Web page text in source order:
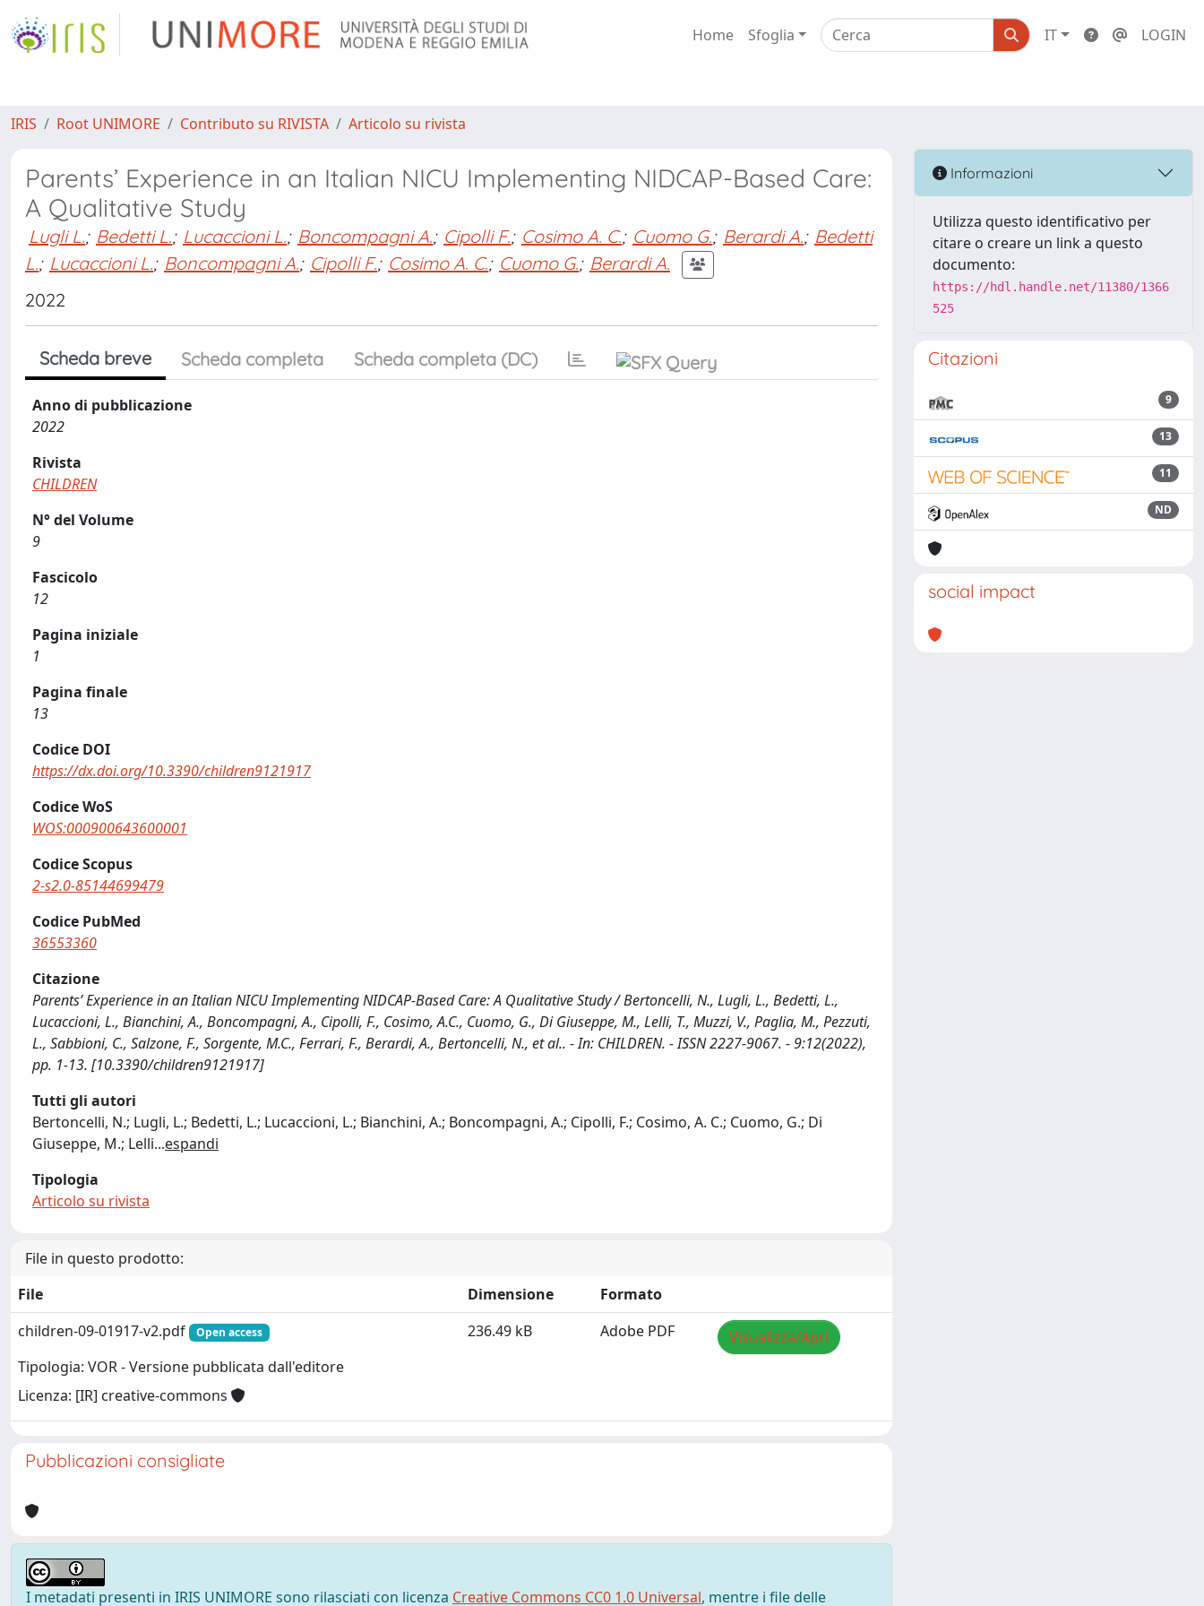
Home Sfoglia IT LOGIN
IRIS Root UNIMORE Contributo su RIVISTA Articolo su rivista
Parents’ Experience in an Italian NICU Implementing NIDCAP-Based Care:
A Qualitative Study
Lugli L.; Bedetti L.; Lucaccioni L.; Boncompagni A.; Cipolli F.; Cosimo A. C.; Cuomo G.; Berardi A.; Bedetti
L.; Lucaccioni L.; Boncompagni A.; Cipolli F.; Cosimo A. C.; Cuomo G.; Berardi A.
2022
Scheda breve Scheda completa Scheda completa (DC)
Anno di pubblicazione
2022
Rivista
CHILDREN
N° del Volume
9
Fascicolo
12
Pagina iniziale
1
Pagina finale
13
Codice DOI
https://dx.doi.org/10.3390/children9121917
Codice WoS
WOS:000900643600001
Codice Scopus
2-s2.0-85144699479
Codice PubMed
36553360
Citazione
Parents’ Experience in an Italian NICU Implementing NIDCAP-Based Care: A Qualitative Study / Bertoncelli, N., Lugli, L., Bedetti, L.,
Lucaccioni, L., Bianchini, A., Boncompagni, A., Cipolli, F., Cosimo, A.C., Cuomo, G., Di Giuseppe, M., Lelli, T., Muzzi, V., Paglia, M., Pezzuti,
L., Sabbioni, C., Salzone, F., Sorgente, M.C., Ferrari, F., Berardi, A., Bertoncelli, N., et al.. - In: CHILDREN. - ISSN 2227-9067. - 9:12(2022),
pp. 1-13. [10.3390/children9121917]
Tutti gli autori
Bertoncelli, N.; Lugli, L.; Bedetti, L.; Lucaccioni, L.; Bianchini, A.; Boncompagni, A.; Cipolli, F.; Cosimo, A. C.; Cuomo, G.; Di
Giuseppe, M.; Lelli...espandi
Tipologia
Articolo su rivista
File in questo prodotto:
File
Dimensione
Formato
children-09-01917-v2.pdf
Open access
Tipologia: VOR - Versione pubblicata dall'editore
Licenza: [IR] creative-commons
236.49 kB Adobe PDF Visualizza/Apri
Pubblicazioni consigliate
I metadati presenti in IRIS UNIMORE sono rilasciati con licenza Creative Commons CC0 1.0 Universal, mentre i file delle
Informazioni
Utilizza questo identificativo per
citare o creare un link a questo
documento:
https://hdl.handle.net/11380/1366
525
Citazioni
9
13
11
ND
social impact